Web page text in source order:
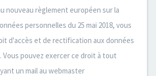
nouveau règlement européen sur la
personnelles du 25 mai 2018, vous
d'accès et de rectification aux données
Vous pouvez exercer ce droit à tout
un mail au webmaster